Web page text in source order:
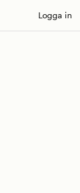
Logga in